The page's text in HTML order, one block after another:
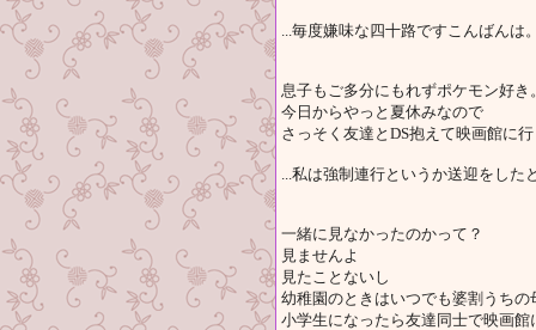
...毎度嫌味な四十路ですこんばんは
息子もご多分にもれずポケモン好き
今日からやっと夏休みなので
さっそく友達とDS抱えて映画館に
...私は強制連行というか送迎をした
一緒に見なかったのかって？
見ませんよ
見たことないし
幼稚園のときはいつでも婆割うちの
小学生になったら友達同士で映画館